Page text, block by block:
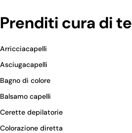
Prenditi cura di te
Arricciacapelli
Asciugacapelli
Bagno di colore
Balsamo capelli
Cerette depilatorie
Colorazione diretta